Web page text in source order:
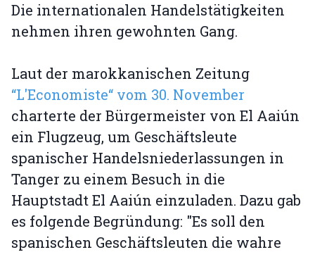
Die internationalen Handelstätigkeiten
nehmen ihren gewohnten Gang.
Laut der marokkanischen Zeitung
“L'Economiste“ vom 30. November
charterte der Bürgermeister von El Aaiún
ein Flugzeug, um Geschäftsleute
spanischer Handelsniederlassungen in
Tanger zu einem Besuch in die
Hauptstadt El Aaiún einzuladen. Dazu gab
es folgende Begründung: "Es soll den
spanischen Geschäftsleuten die wahre